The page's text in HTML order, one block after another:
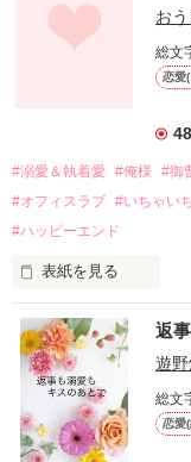
幼なじみの哲平に淡
しかし、ある出来事
関係修復もできない
引っ越すことになり
それから約十二年後
過去の傷から、二度
運命のような再会を
酔った勢いで一夜を
さらに、美桜が初め
『責任をとる、結婚
戸惑う美桜とは裏腹
甘やかしてくる。
そんなある日、哲平
遭っていることを知
美桜を守るため、哲
お
総文
恋愛
#溺愛＆執着愛 #俺様 #御
#オフィスラブ #いちゃい
#ハッピーエンド
表紙を見る
おかしな噂を流され
桜は、海外で傷心旅
い、酒の勢いもあり
帰国後、美桜は新
なんと彼の正体は、
れて起業した新進気
――御影恭司その人
返
遊野
総文
恋愛